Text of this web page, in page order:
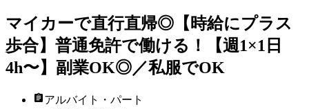
マイカーで直行直帰◎【時給にプラス
歩合】普通免許で働ける！【週1×1日
4h〜】副業OK◎／私服でOK
アルバイト・パート